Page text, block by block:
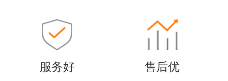
服务好 售后优